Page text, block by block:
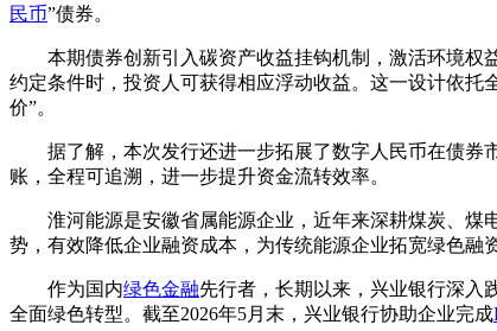
民币”债券。
本期债券创新引入碳资产收益挂钩机制，激活环境权
约定条件时，投资人可获得相应浮动收益。这一设计依托
价”。
据了解，本次发行还进一步拓展了数字人民币在债券
账，全程可追溯，进一步提升资金流转效率。
淮河能源是安徽省属能源企业，近年来深耕煤炭、
势，有效降低企业融资成本，为传统能源企业拓宽绿色融
作为国内绿色金融先行者，长期以来，兴业银行深入
全面绿色转型。截至2026年5月末，兴业银行协助企业完成